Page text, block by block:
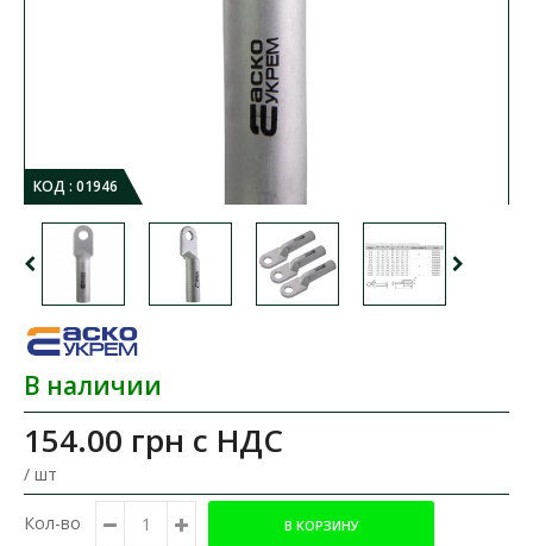
КОД : 01946
В наличии
154.00 грн с НДС
/ шт
Кол-во